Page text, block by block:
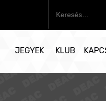
r
JEGYEK KLUB